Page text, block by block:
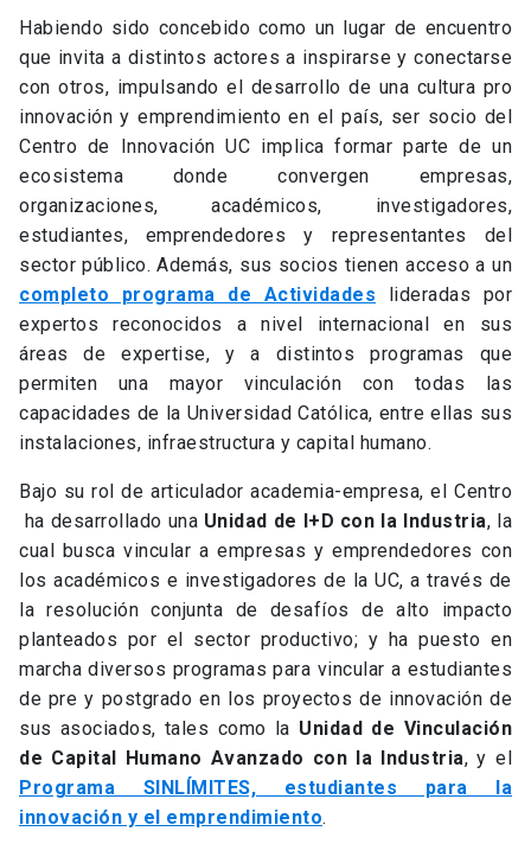
Habiendo sido concebido como un lugar de encuentro
que invita a distintos actores a inspirarse y conectarse
con otros, impulsando el desarrollo de una cultura pro
innovación y emprendimiento en el país, ser socio del
Centro de Innovación UC implica formar parte de un
ecosistema donde convergen empresas,
organizaciones, académicos, investigadores,
estudiantes, emprendedores y representantes del
sector público. Además, sus socios tienen acceso a un
completo programa de Actividades lideradas por
expertos reconocidos a nivel internacional en sus
áreas de expertise, y a distintos programas que
permiten una mayor vinculación con todas las
capacidades de la Universidad Católica, entre ellas sus
instalaciones, infraestructura y capital humano.
Bajo su rol de articulador academia-empresa, el Centro
ha desarrollado una Unidad de I+D con la Industria, la
cual busca vincular a empresas y emprendedores con
los académicos e investigadores de la UC, a través de
la resolución conjunta de desafíos de alto impacto
planteados por el sector productivo; y ha puesto en
marcha diversos programas para vincular a estudiantes
de pre y postgrado en los proyectos de innovación de
sus asociados, tales como la Unidad de Vinculación
de Capital Humano Avanzado con la Industria, y el
Programa SINLÍMITES, estudiantes para la
innovación y el emprendimiento.